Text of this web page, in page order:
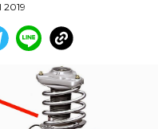
2019